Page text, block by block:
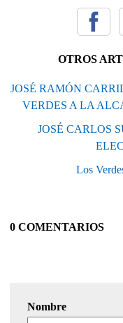
OTROS
JOSÉ RAMÓN
VERDES A LA
JOSÉ CARLOS
Los
0 COMENTARIOS
Nombre